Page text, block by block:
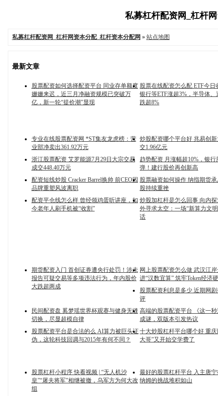
私募杠杆配资网_杠杆
私募杠杆配资网_杠杆网资本分配_杠杆资本分配网 » 站点地图
最新文章
股票配资如何选择配资平台 同业存单额度
姗姗来迟，近三月净融资规模已突破万
亿，新一轮“提价潮”显现
股票在线配资怎么配 ETF今日
银行等ETF涨超3%，半导体、
跌超8%
专业在线股票配资网 *ST集友龙虎榜：营
业部净卖出361.92万元
炒股配资哪个平台好 兆易创
交1.96亿元
浙江股票配资 艾罗能源7月29日大宗交易
成交448.40万元
趋势配资 月涨幅超10%，银
弹！建行股价再创新高
配资短线炒股 Cracker Barrel换帅 前CEO因
品牌重塑风波离职
股票融资如何操作 纳指期货
股持续重挫
配资平仓线怎么样 曾经领鸡蛋听讲座，如
今老年人刷手机被“收割”
炒股加杠杆是怎么回事 向内
外寻求太空：一场“新算力文
话
期货配资入门 首创证券遭央行处罚！涉未
报告可疑交易等多项违法行为，年内股价
大跌超两成
网上股票配资怎么做 武汉江
进“汉数宜算” 筑牢Token经济
股票配资利息是多少 近期网
评
民间配资盘 奚梦瑶世界杯观赛与健身无缝
切换，尽显超模自律
高端的股票配资平台 《这一
成谜，双版本引发热议
股票配资平台是合法的么 AI算力被巨头证
伪，这轮科技回调与2015年有何不同？
十大炒股杠杆平台哪个好 重
大哥”又开始交学费了
股票杠杆小程序 快看视频 | “无人机沙
皇”“屠夫将军”相继被撤，乌军方为何大改
组
最好的股票杠杆平台 入主唐
纳姆的挑战堆积如山